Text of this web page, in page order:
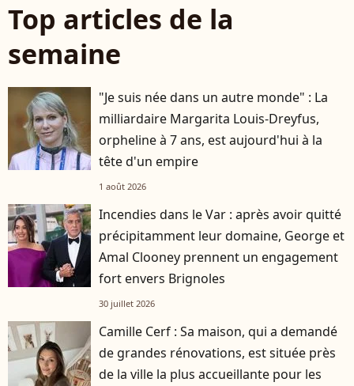
Top articles de la
semaine
"Je suis née dans un autre monde" : La
milliardaire Margarita Louis-Dreyfus,
orpheline à 7 ans, est aujourd'hui à la
tête d'un empire
1 août 2026
Incendies dans le Var : après avoir quitté
précipitamment leur domaine, George et
Amal Clooney prennent un engagement
fort envers Brignoles
30 juillet 2026
Camille Cerf : Sa maison, qui a demandé
de grandes rénovations, est située près
de la ville la plus accueillante pour les